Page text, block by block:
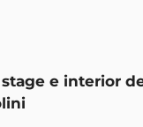
e interior